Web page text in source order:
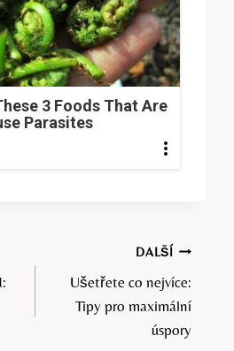
3 Foods That Are
Parasites
DALŠÍ
Ušetřete co nejvíce:
Tipy pro maximální
úspory